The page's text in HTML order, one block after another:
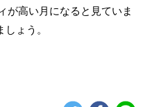
が高い月になると見ていま
ょう。